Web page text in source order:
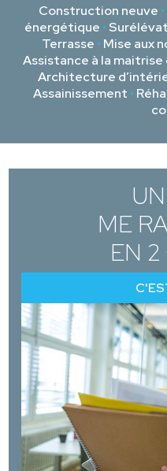
Construction neuve •
énergétique •
Terrasse • Mise aux
Assistance à la
Architecture
Assainissement •
UN
ME
EN 2